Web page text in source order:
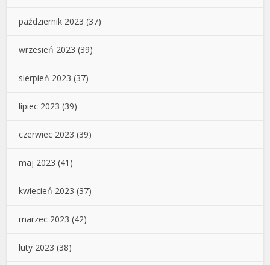
październik 2023 (37)
wrzesień 2023 (39)
sierpień 2023 (37)
lipiec 2023 (39)
czerwiec 2023 (39)
maj 2023 (41)
kwiecień 2023 (37)
marzec 2023 (42)
luty 2023 (38)